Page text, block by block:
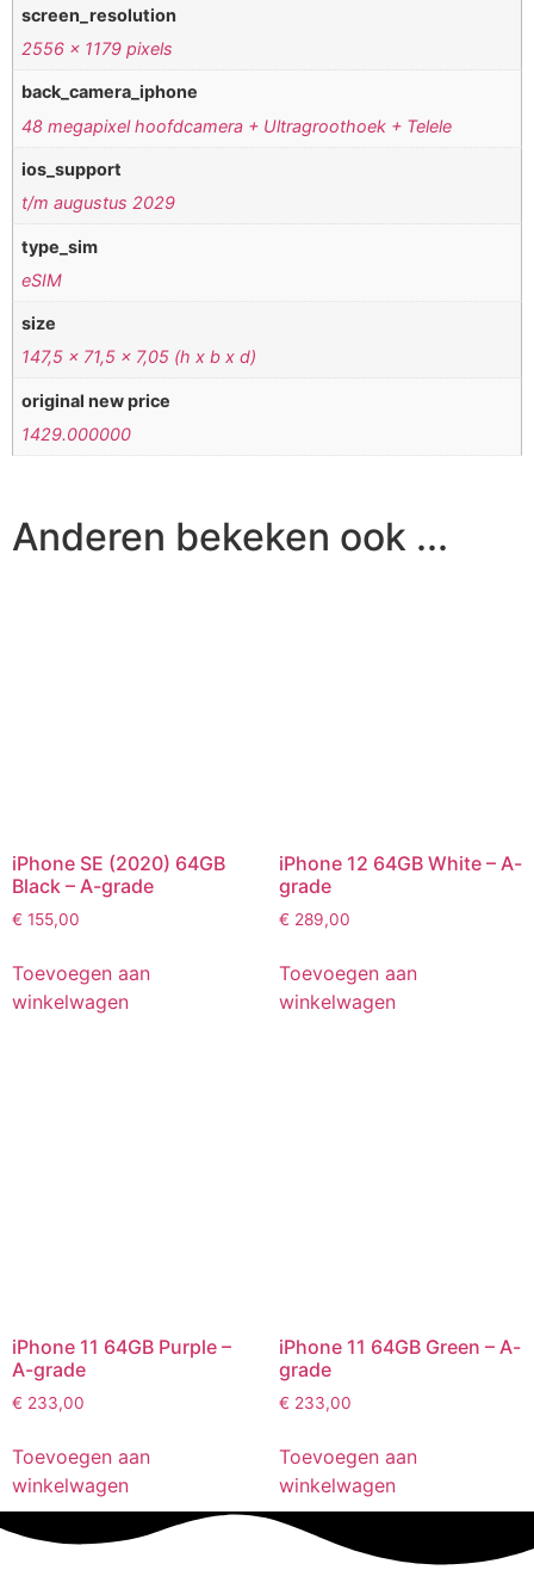
screen_resolution
2556 x 1179 pixels
back_camera_iphone
48 megapixel hoofdcamera + Ultragroothoek + Telele
ios_support
t/m augustus 2029
type_sim
eSIM
size
147,5 x 71,5 x 7,05 (h x b x d)
original new price
1429.000000
Anderen bekeken ook ...
iPhone SE (2020) 64GB
Black – A-grade
€ 155,00
Toevoegen aan
winkelwagen
iPhone 12 64GB White – A-
grade
€ 289,00
Toevoegen aan
winkelwagen
iPhone 11 64GB Purple –
A-grade
€ 233,00
Toevoegen aan
winkelwagen
iPhone 11 64GB Green – A-
grade
€ 233,00
Toevoegen aan
winkelwagen